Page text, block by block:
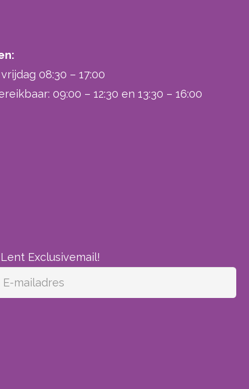
08:30 – 17:00
09:00 – 12:30 en 13:30 – 16:00
Exclusivemail!